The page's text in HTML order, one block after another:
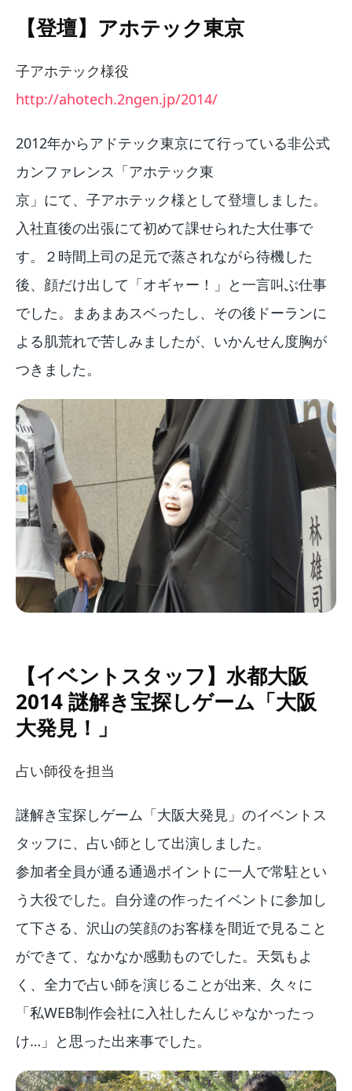
【登壇】アホテック東京
子アホテック様役
http://ahotech.2ngen.jp/2014/
2012年からアドテック東京にて行っている非公式
カンファレンス「アホテック東
京」にて、子アホテック様として登壇しました。
入社直後の出張にて初めて課せられた大仕事で
す。２時間上司の足元で蒸されながら待機した
後、顔だけ出して「オギャー！」と一言叫ぶ仕事
でした。まあまあスベったし、その後ドーランに
よる肌荒れで苦しみましたが、いかんせん度胸が
つきました。
【イベントスタッフ】水都大阪
2014 謎解き宝探しゲーム「大阪
大発見！」
占い師役を担当
謎解き宝探しゲーム「大阪大発見」のイベントス
タッフに、占い師として出演しました。
参加者全員が通る通過ポイントに一人で常駐とい
う大役でした。自分達の作ったイベントに参加し
て下さる、沢山の笑顔のお客様を間近で見ること
ができて、なかなか感動ものでした。天気もよ
く、全力で占い師を演じることが出来、久々に
「私WEB制作会社に入社したんじゃなかったっ
け…」と思った出来事でした。